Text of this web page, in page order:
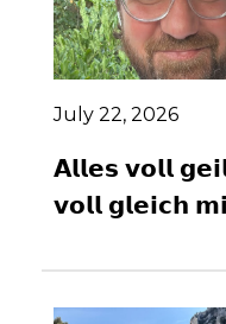
July 22, 2026
𝗔𝗹𝗹𝗲𝘀 𝘃𝗼𝗹𝗹
𝘃𝗼𝗹𝗹 𝗴𝗹𝗲𝗶𝗰𝗵